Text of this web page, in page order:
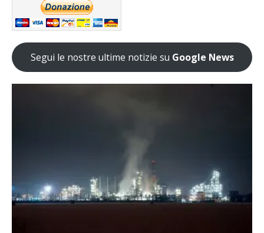
Segui le nostre ultime notizie su Google News